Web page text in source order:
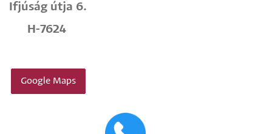
Ifjúság útja 6.
H-7624
Google Maps